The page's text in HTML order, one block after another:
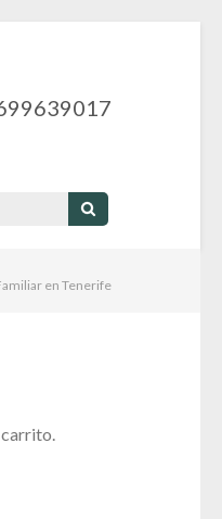
Buscar:
en Tenerife